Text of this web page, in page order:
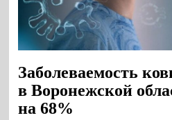
Заболеваемость
в Воронежской
на 68%